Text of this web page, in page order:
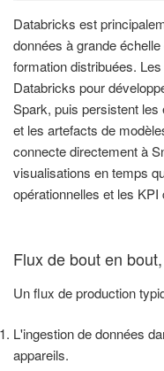
Databricks est
données à grande
formation distribuées.
Databricks pour
Spark, puis persistent
et les artefacts de
connecte directement à
visualisations en temps
opérationnelles et les KPI
Flux de bout en
Un flux de production
L'ingestion de données
appareils.